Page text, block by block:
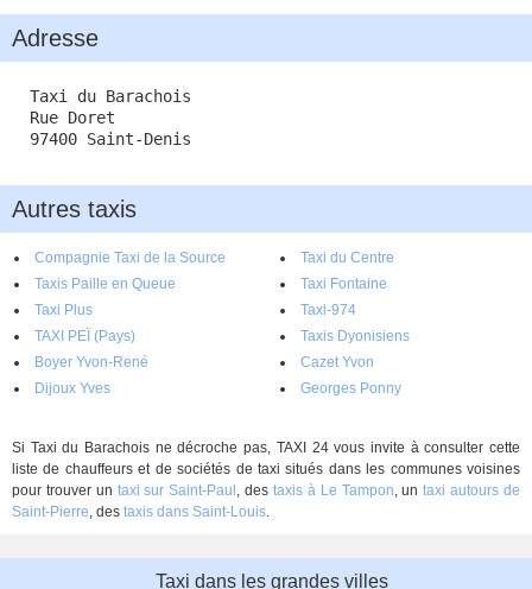
Adresse
Taxi du Barachois
Rue Doret
97400 Saint-Denis
Autres taxis
Compagnie Taxi de la Source
Taxi du Centre
Taxis Paille en Queue
Taxi Fontaine
Taxi Plus
Taxi-974
TAXI PEÏ (Pays)
Taxis Dyonisiens
Boyer Yvon-René
Cazet Yvon
Dijoux Yves
Georges Ponny
Si Taxi du Barachois ne décroche pas, TAXI 24 vous invite à consulter cette
liste de chauffeurs et de sociétés de taxi situés dans les communes voisines
pour trouver un taxi sur Saint-Paul , destaxis à Le Tampon, untaxi autours de
Saint-Pierre, des taxis dans Saint-Louis.
Taxi dans les grandes villes